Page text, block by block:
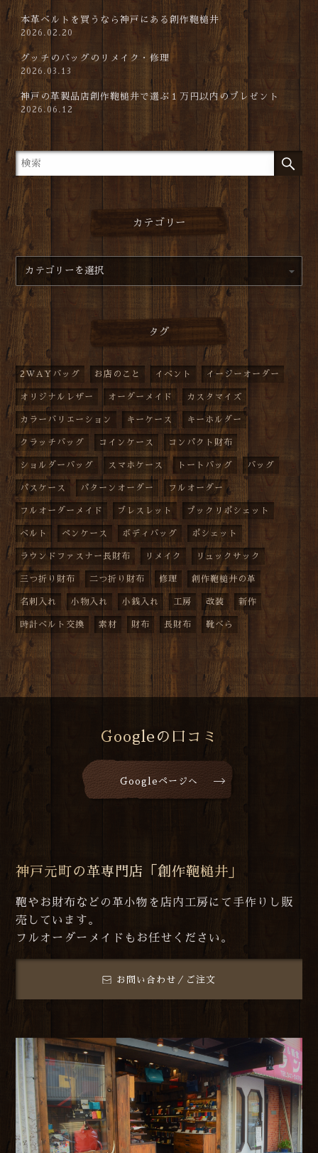
本革ベルトを買うなら神戸にある創作鞄槌井
2026.02.20
グッチのバッグのリメイク・修理
2026.03.13
神戸の革製品店創作鞄槌井で選ぶ１万円以内のプレゼント
2026.06.12
カテゴリー
タグ
2WAYバッグ お店のこと イベント イージーオーダー
オリジナルレザー オーダーメイド カスタマイズ
カラーバリエーション キーケース キーホルダー
クラッチバッグ コインケース コンパクト財布
ショルダーバッグ スマホケース トートバッグ バッグ
パスケース パターンオーダー フルオーダー
フルオーダーメイド ブレスレット プックリポシェット
ベルト ペンケース ボディバッグ ポシェット
ラウンドファスナー長財布 リメイク リュックサック
三つ折り財布 二つ折り財布 修理 創作鞄槌井の革
名刺入れ 小物入れ 小銭入れ 工房 改装 新作
時計ベルト交換 素材 財布 長財布 靴べら
Googleの口コミ
Googleページへ
神戸元町の革専門店「創作鞄槌井」
鞄やお財布などの革小物を店内工房にて手作りし販
売しています。
フルオーダーメイドもお任せください。
お問い合わせ／ご注文